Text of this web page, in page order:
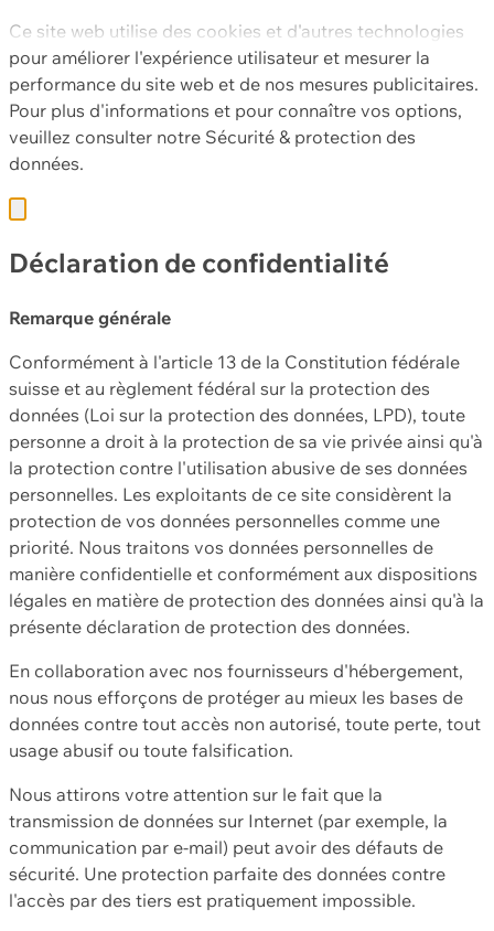
Ce site web utilise des cookies et d'autres technologies
pour améliorer l'expérience utilisateur et mesurer la
performance du site web et de nos mesures publicitaires.
Pour plus d'informations et pour connaître vos options,
veuillez consulter notre Sécurité & protection des
données.
Déclaration de confidentialité
Remarque générale
Conformément à l'article 13 de la Constitution fédérale
suisse et au règlement fédéral sur la protection des
données (Loi sur la protection des données, LPD), toute
personne a droit à la protection de sa vie privée ainsi qu'à
la protection contre l'utilisation abusive de ses données
personnelles. Les exploitants de ce site considèrent la
protection de vos données personnelles comme une
priorité. Nous traitons vos données personnelles de
manière confidentielle et conformément aux dispositions
légales en matière de protection des données ainsi qu'à la
présente déclaration de protection des données.
En collaboration avec nos fournisseurs d'hébergement,
nous nous efforçons de protéger au mieux les bases de
données contre tout accès non autorisé, toute perte, tout
usage abusif ou toute falsification.
Nous attirons votre attention sur le fait que la
transmission de données sur Internet (par exemple, la
communication par e-mail) peut avoir des défauts de
sécurité. Une protection parfaite des données contre
l'accès par des tiers est pratiquement impossible.